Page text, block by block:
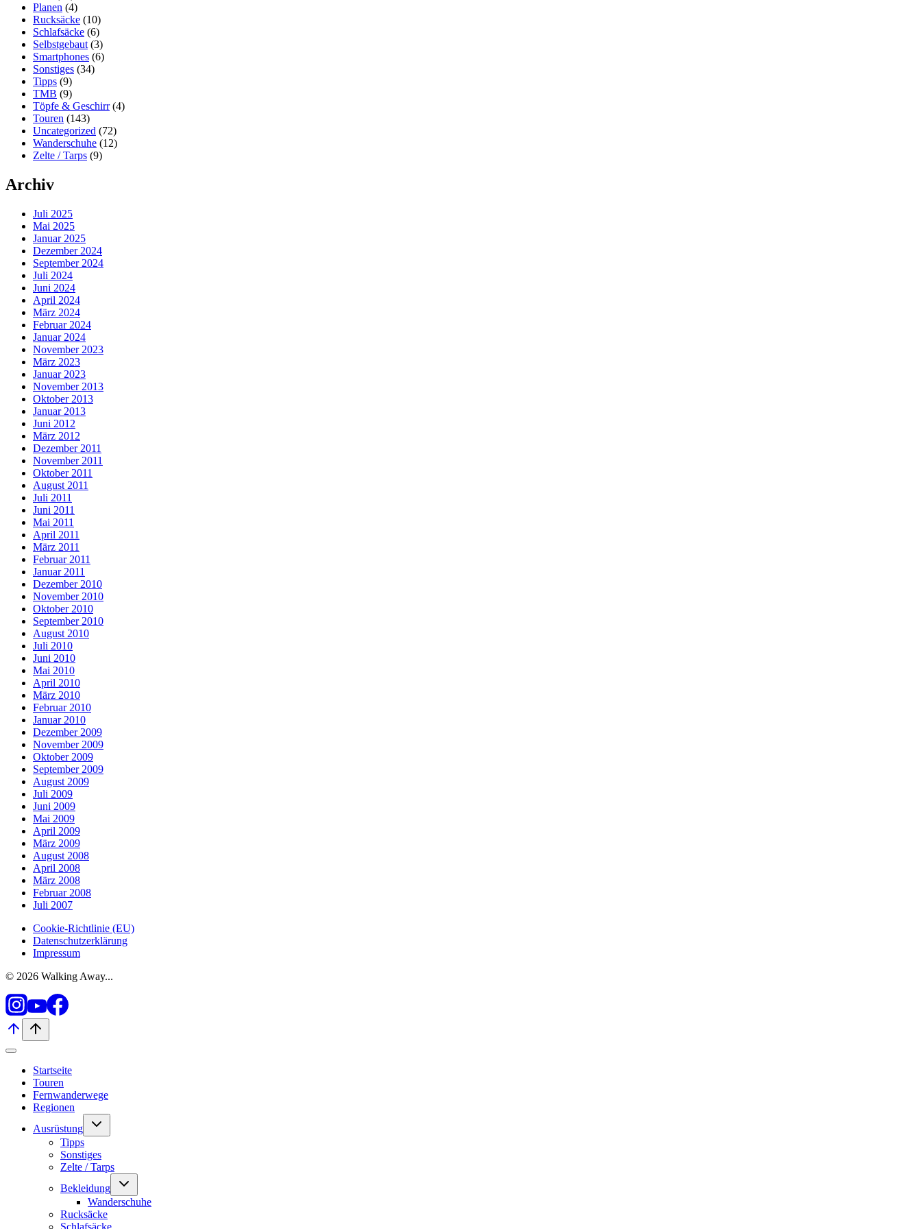
Planen (4)
Rucksäcke (10)
Schlafsäcke (6)
Selbstgebaut (3)
Smartphones (6)
Sonstiges (34)
Tipps (9)
TMB (9)
Töpfe & Geschirr(4)
Touren (143)
Uncategorized (72)
Wanderschuhe (12)
Zelte / Tarps (9)
Archiv
Juli 2025
Mai 2025
Januar 2025
Dezember 2024
September 2024
Juli 2024
Juni 2024
April 2024
März 2024
Februar 2024
Januar 2024
November 2023
März 2023
Januar 2023
November 2013
Oktober 2013
Januar 2013
Juni 2012
März 2012
Dezember 2011
November 2011
Oktober 2011
August 2011
Juli 2011
Juni 2011
Mai 2011
April 2011
März 2011
Februar 2011
Januar 2011
Dezember 2010
November 2010
Oktober 2010
September 2010
August 2010
Juli 2010
Juni 2010
Mai 2010
April 2010
März 2010
Februar 2010
Januar 2010
Dezember 2009
November 2009
Oktober 2009
September 2009
August 2009
Juli 2009
Juni 2009
Mai 2009
April 2009
März 2009
August 2008
April 2008
März 2008
Februar 2008
Juli 2007
Cookie-Richtlinie (EU)
Datenschutzerklärung
Impressum
© 2026 Walking Away...
Startseite
Touren
Fernwanderwege
Regionen
Ausrüstung
Untermenü
Tipps
Sonstiges
Zelte / Tarps
Bekleidung
Untermenü
Wanderschuhe
Rucksäcke
Schlafsäcke